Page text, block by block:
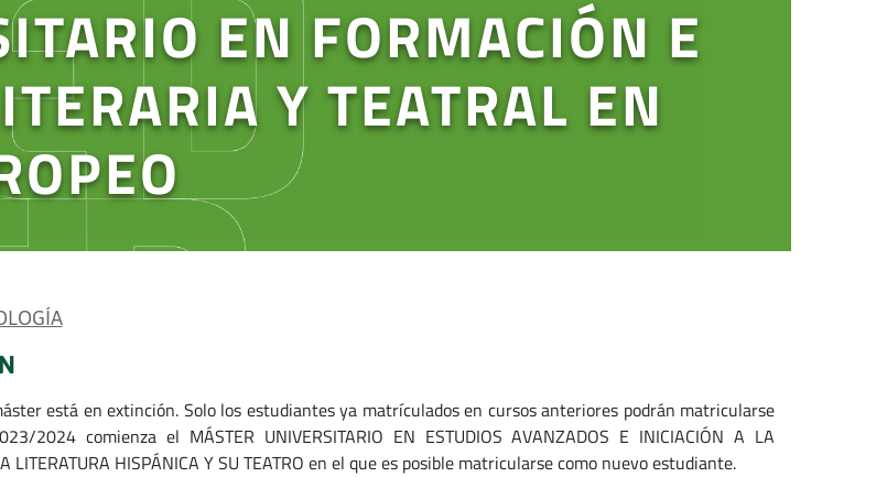
EN FORMACIÓN E
Y TEATRAL EN
está en extinción. Solo los estudiantes ya matrículados en cursos anteriores podrán matricularse
2024 comienza el MÁSTER UNIVERSITARIO EN ESTUDIOS AVANZADOS E INICIACIÓN A LA
LITERATURA HISPÁNICA Y SU TEATRO en el que es posible matricularse como nuevo estudiante.